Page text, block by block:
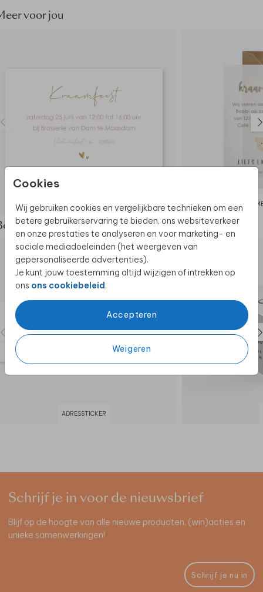
Cookies
Wij gebruiken cookies en vergelijkbare technieken om een
betere gebruikerservaring te bieden, ons websiteverkeer
en onze prestaties te analyseren en voor marketing- en
sociale mediadoeleinden (het weergeven van
gepersonaliseerde advertenties).
Je kunt jouw toestemming altijd wijzigen of intrekken op
ons ons cookiebeleid.
Accepteren
Weigeren
voor jou
KRAAMBORRELKAARTJE
de complete set
ADRESSTICKER
Schrijf je in voor de nieuwsbrief
Blijf op de hoogte van alle nieuwe producten, (win)acties en
unieke samenwerkingen!
Schrijf je nu in